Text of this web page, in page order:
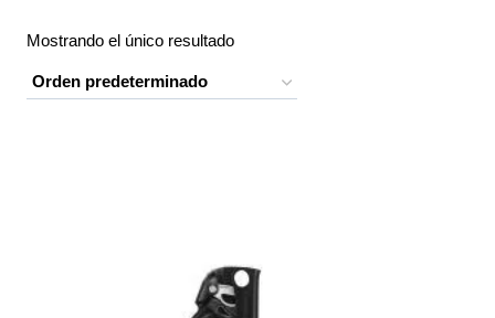
Mostrando el único resultado